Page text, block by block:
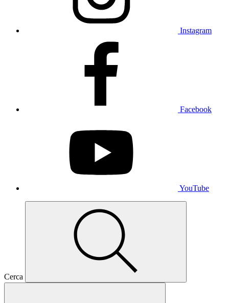
Instagram
Facebook
YouTube
Cerca